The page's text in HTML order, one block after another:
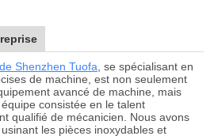
Shenzhen Tuofa , se spécialisant en
de machine, est non seulement
avancé de machine, mais
consistée en le talent
qualifié de mécanicien. Nous avons
les pièces inoxydables et